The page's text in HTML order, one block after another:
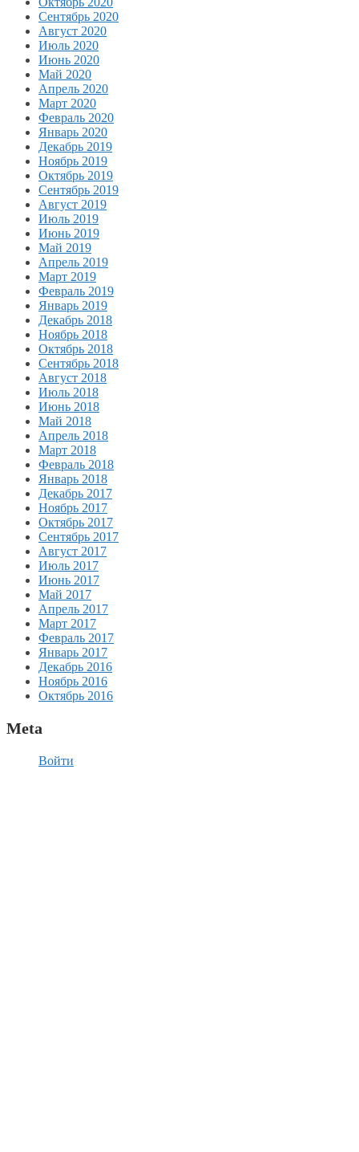
Сентябрь 2020
Август 2020
Июль 2020
Июнь 2020
Май 2020
Апрель 2020
Март 2020
Февраль 2020
Январь 2020
Декабрь 2019
Ноябрь 2019
Октябрь 2019
Сентябрь 2019
Август 2019
Июль 2019
Июнь 2019
Май 2019
Апрель 2019
Март 2019
Февраль 2019
Январь 2019
Декабрь 2018
Ноябрь 2018
Октябрь 2018
Сентябрь 2018
Август 2018
Июль 2018
Июнь 2018
Май 2018
Апрель 2018
Март 2018
Февраль 2018
Январь 2018
Декабрь 2017
Ноябрь 2017
Октябрь 2017
Сентябрь 2017
Август 2017
Июль 2017
Июнь 2017
Май 2017
Апрель 2017
Март 2017
Февраль 2017
Январь 2017
Декабрь 2016
Ноябрь 2016
Октябрь 2016
Meta
Войти